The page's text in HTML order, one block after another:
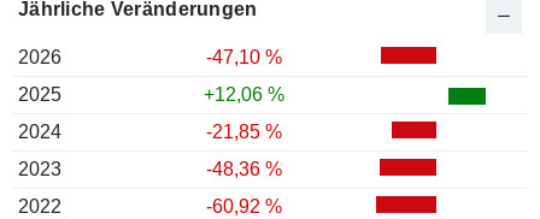
Jährliche Veränderungen
2026
-47,10 %
2025
+12,06 %
2024
-21,85 %
2023
-48,36 %
2022
-60,92 %